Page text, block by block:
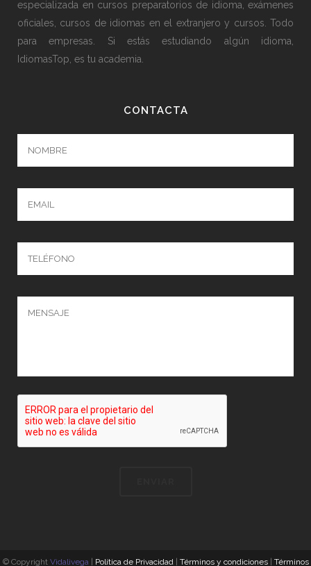
especializada en cursos preparatorios de idioma, exámenes
oficiales, cursos de idiomas en el extranjero y cursos. Todo
para empresas. Si estás estudiando algún idioma,
IdiomasTop, es tu academia.
CONTACTA
© Copyright Vidalivega| Política de Privacidad| Términos y condiciones| Términos